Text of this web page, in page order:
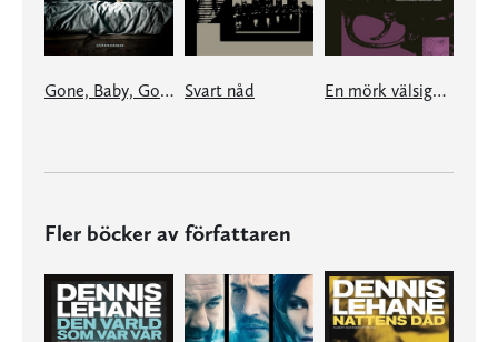
Gone, Baby, Gone Svart nåd En mörk välsignelse
Fler böcker av författaren